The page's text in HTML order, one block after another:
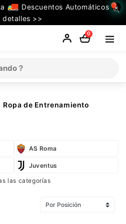
Descuentos Automáticos
detalles >>
×
0
Ropa de Entrenamiento
AS Roma
Juventus
las categorías